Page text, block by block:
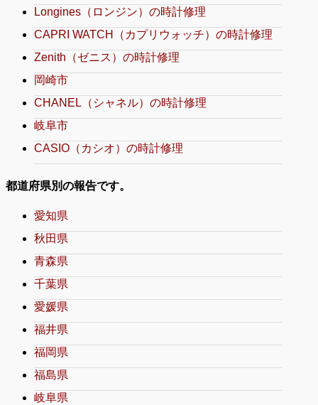
Longines（ロンジン）の時計修理
CAPRI WATCH（カプリウォッチ）の時計修理
Zenith（ゼニス）の時計修理
岡崎市
CHANEL（シャネル）の時計修理
岐阜市
CASIO（カシオ）の時計修理
都道府県別の報告です。
愛知県
秋田県
青森県
千葉県
愛媛県
福井県
福岡県
福島県
岐阜県